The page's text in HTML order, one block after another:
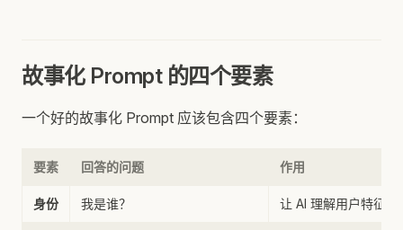
故事化 Prompt 的四个要素
一个好的故事化 Prompt 应该包含四个要素：
要素 回答的问题 作用
身份 我是谁？ 让 AI 理解用户特征